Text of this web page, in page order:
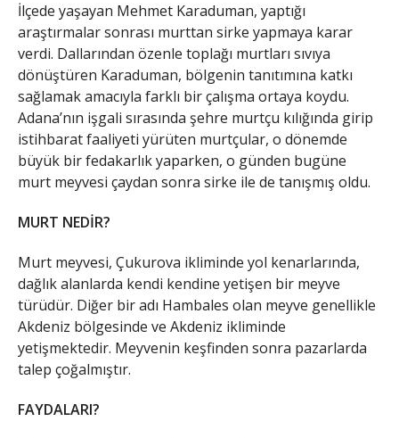
İlçede yaşayan Mehmet Karaduman, yaptığı
araştırmalar sonrası murttan sirke yapmaya karar
verdi. Dallarından özenle toplağı murtları sıvıya
dönüştüren Karaduman, bölgenin tanıtımına katkı
sağlamak amacıyla farklı bir çalışma ortaya koydu.
Adana’nın işgali sırasında şehre murtçu kılığında girip
istihbarat faaliyeti yürüten murtçular, o dönemde
büyük bir fedakarlık yaparken, o günden bugüne
murt meyvesi çaydan sonra sirke ile de tanışmış oldu.
MURT NEDİR?
Murt meyvesi, Çukurova ikliminde yol kenarlarında,
dağlık alanlarda kendi kendine yetişen bir meyve
türüdür. Diğer bir adı Hambales olan meyve genellikle
Akdeniz bölgesinde ve Akdeniz ikliminde
yetişmektedir. Meyvenin keşfinden sonra pazarlarda
talep çoğalmıştır.
FAYDALARI?